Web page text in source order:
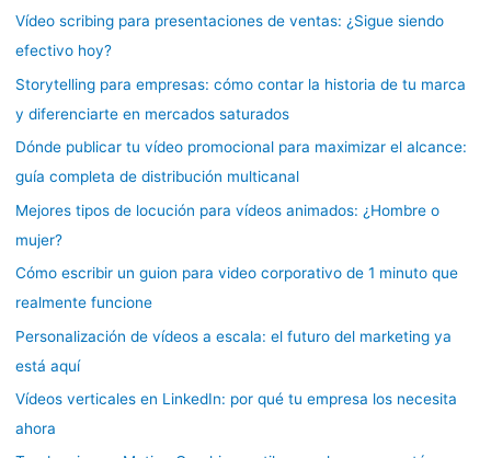
Vídeo scribing para presentaciones de ventas: ¿Sigue siendo
efectivo hoy?
Storytelling para empresas: cómo contar la historia de tu marca
y diferenciarte en mercados saturados
Dónde publicar tu vídeo promocional para maximizar el alcance:
guía completa de distribución multicanal
Mejores tipos de locución para vídeos animados: ¿Hombre o
mujer?
Cómo escribir un guion para video corporativo de 1 minuto que
realmente funcione
Personalización de vídeos a escala: el futuro del marketing ya
está aquí
Vídeos verticales en LinkedIn: por qué tu empresa los necesita
ahora